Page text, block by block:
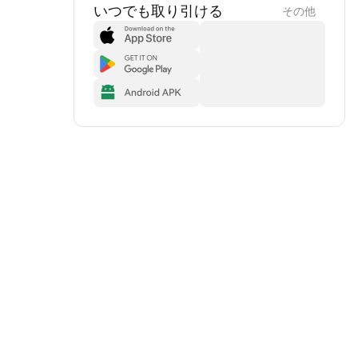
いつでも取り引ける その他